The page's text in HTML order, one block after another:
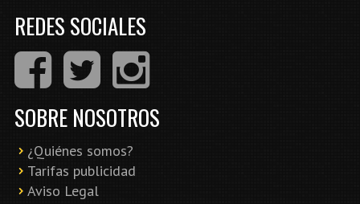
REDES SOCIALES
SOBRE NOSOTROS
¿Quiénes somos?
Tarifas publicidad
Aviso Legal